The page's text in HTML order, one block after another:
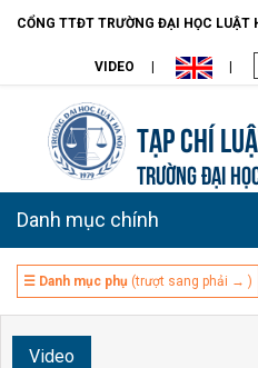
CỔNG TTĐT TRƯỜNG ĐẠI HỌC LUẬT
VIDEO
Tạp chí
TRƯỜNG ĐẠI
Danh mục chính
☰ Danh mục phụ (trượt sang phải → )
Video